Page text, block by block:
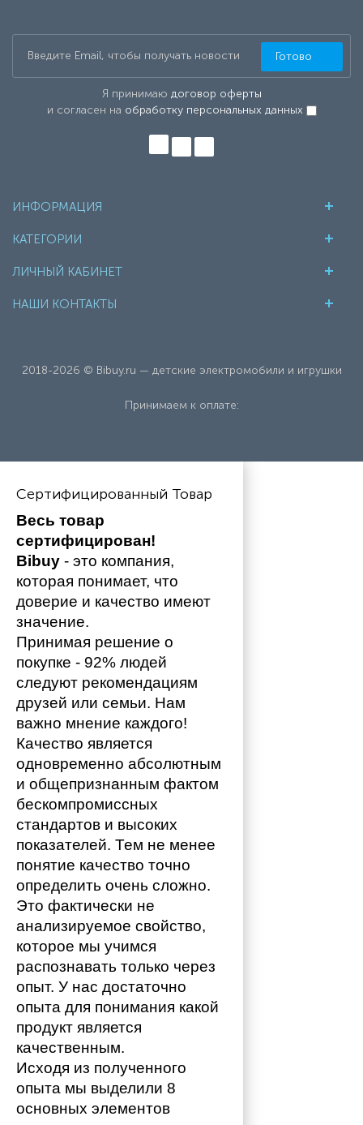
Я принимаю договор оферты
и согласен на обработку персональных данных
Готово
ИНФОРМАЦИЯ
КАТЕГОРИИ
ЛИЧНЫЙ КАБИНЕТ
НАШИ КОНТАКТЫ
2018-2026 © Bibuy.ru — детские электромобили и игрушки
Принимаем к оплате:
Сертифицированный Товар
Весь товар
сертифицирован!
Bibuy - это компания,
которая понимает, что
доверие и качество имеют
значение.
Принимая решение о
покупке - 92% людей
следуют рекомендациям
друзей или семьи. Нам
важно мнение каждого!
Качество является
одновременно абсолютным
и общепризнанным фактом
бескомпромиссных
стандартов и высоких
показателей. Тем не менее
понятие качество точно
определить очень сложно.
Это фактически не
анализируемое свойство,
которое мы учимся
распознавать только через
опыт. У нас достаточно
опыта для понимания какой
продукт является
качественным.
Исходя из полученного
опыта мы выделили 8
основных элементов